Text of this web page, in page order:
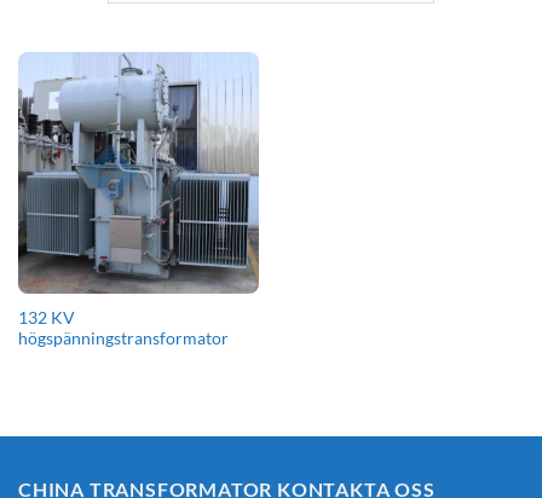
132 KV
högspänningstransformator
CHINA TRANSFORMATOR KONTAKTA OSS